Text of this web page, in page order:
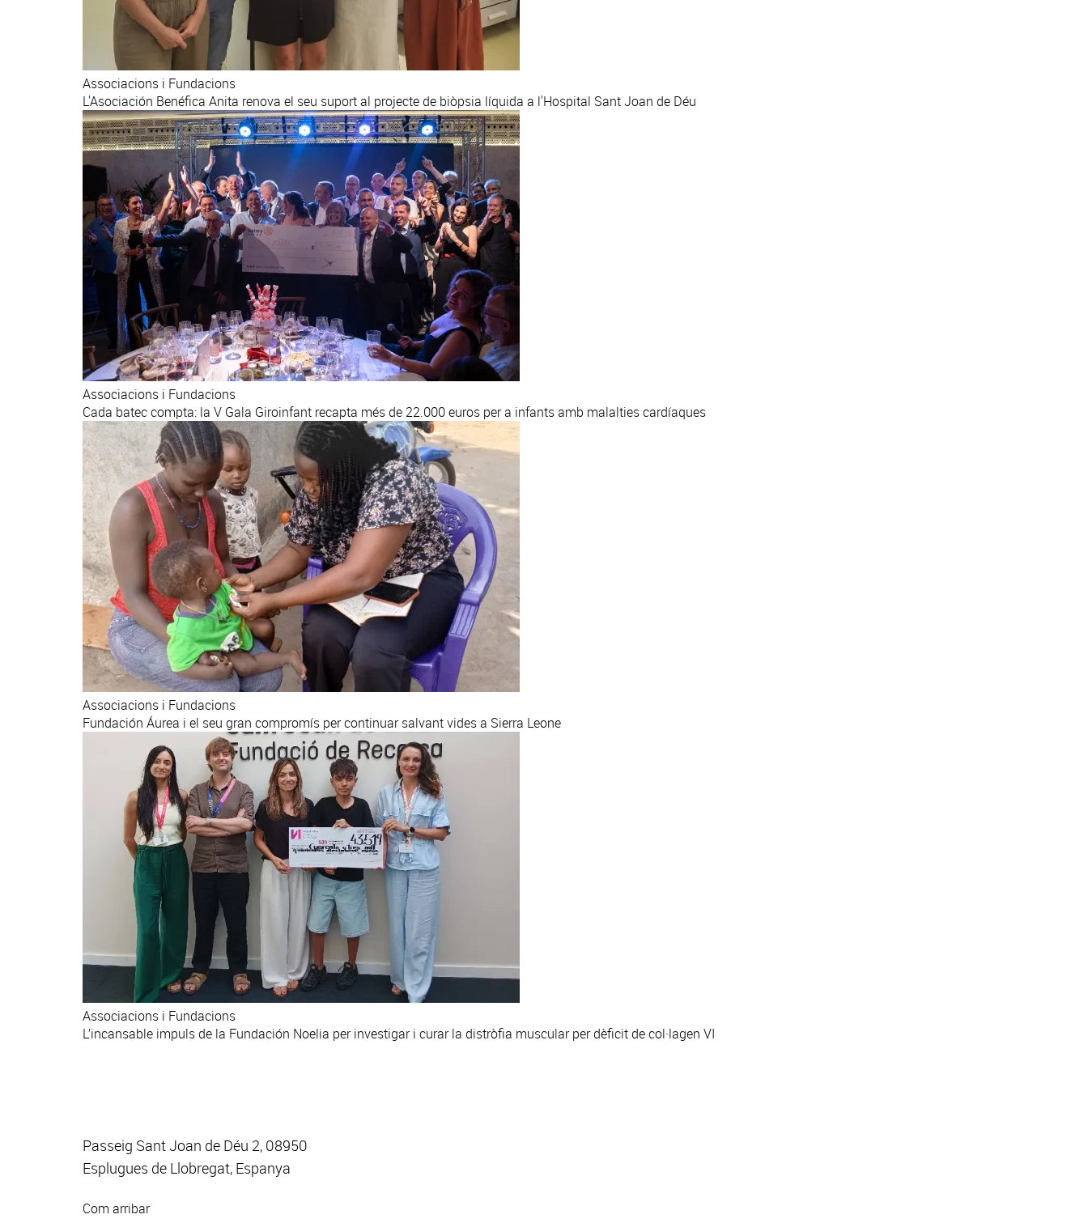
Associacions i Fundacions
L'Asociación Benéfica Anita renova el seu suport al projecte de biòpsia líquida a l'Hospital Sant Joan de Déu
Associacions i Fundacions
Cada batec compta: la V Gala Giroinfant recapta més de 22.000 euros per a infants amb malalties cardíaques
Associacions i Fundacions
Fundación Áurea i el seu gran compromís per continuar salvant vides a Sierra Leone
Associacions i Fundacions
L’incansable impuls de la Fundación Noelia per investigar i curar la distròfia muscular per dèficit de col·lagen VI
Passeig Sant Joan de Déu 2, 08950
Esplugues de Llobregat, Espanya
Com arribar